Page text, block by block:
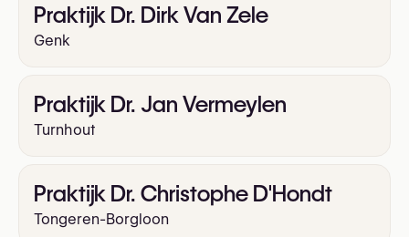
Praktijk Dr. Dirk Van Zele
Genk
Praktijk Dr. Jan Vermeylen
Turnhout
Praktijk Dr. Christophe D'Hondt
Tongeren-Borgloon